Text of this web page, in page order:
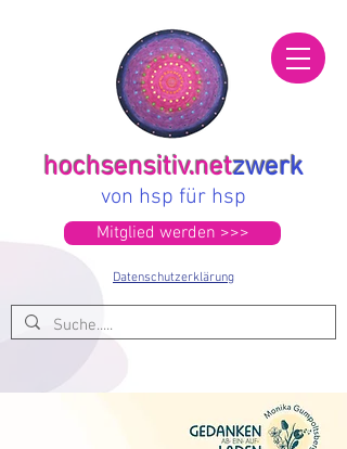
hochsensitiv.netzwerk
von hsp für hsp
Datenschutzerklärung
Mitglied werden >>>